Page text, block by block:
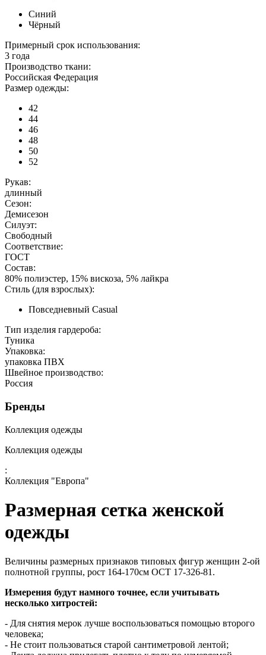
Синий
Чёрный
Примерный срок использования:
3 года
Производство ткани:
Российская Федерация
Размер одежды:
42
44
46
48
50
52
Рукав:
длинный
Сезон:
Демисезон
Силуэт:
Свободный
Соответствие:
ГОСТ
Состав:
80% полиэстер, 15% вискоза, 5% лайкра
Стиль (для взрослых):
Повседневный Casual
Тип изделия гардероба:
Туника
Упаковка:
упаковка ПВХ
Швейное производство:
Россия
Бренды
Коллекция одежды
Коллекция одежды
:
Коллекция "Европа"
Размерная сетка женской
одежды
Величины размерных признаков типовых фигур женщин 2-ой
полнотной группы, рост 164-170см ОСТ 17-326-81.
Измерения будут намного точнее, если учитывать
несколько хитростей:
- Для снятия мерок лучше воспользоваться помощью второго
человека;
- Не стоит пользоваться старой сантиметровой лентой;